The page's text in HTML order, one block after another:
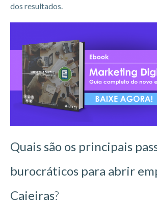
dos resultados.
Quais são os principais
burocráticos para abrir
Caieiras?